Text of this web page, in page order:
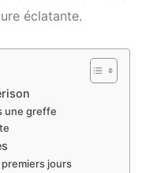
éclatante.
une greffe
jours